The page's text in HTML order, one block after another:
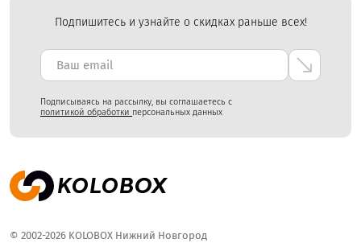
Подпишитесь и узнайте о скидках раньше всех!
Подписываясь на рассылку, вы соглашаетесь с
политикой обработки персональных данных
© 2002-2026 KOLOBOX Нижний Новгород